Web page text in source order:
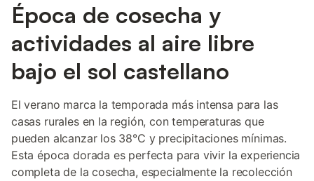
Época de cosecha y
actividades al aire libre
bajo el sol castellano
El verano marca la temporada más intensa para las
casas rurales en la región, con temperaturas que
pueden alcanzar los 38°C y precipitaciones mínimas.
Esta época dorada es perfecta para vivir la experiencia
completa de la cosecha, especialmente la recolección